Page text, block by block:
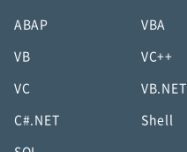
ABAP VBA
VB VC++
VC VB.NET
C#.NET Shell